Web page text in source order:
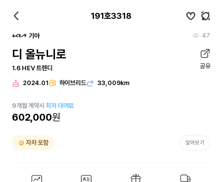
191호3318
기아 47
디 올뉴니로
1.6 HEV 트렌디 공유
2024.01 하이브리드 33,009km
9개월 계약시최저 대여료
602,000원
자차 포함 알아보기